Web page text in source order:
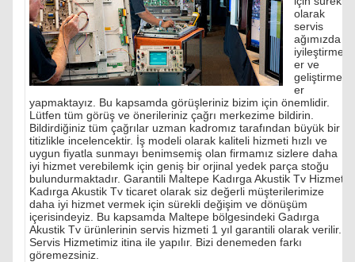
olarak
servis
ağımızda
iyileştirmel
er ve
geliştirmel
er
yapmaktayız. Bu kapsamda görüşleriniz bizim için önemlidir.
Lütfen tüm görüş ve önerileriniz çağrı merkezime bildirin.
Bildirdiğiniz tüm çağrılar uzman kadromız tarafından büyük bir
titizlikle incelencektir. İş modeli olarak kaliteli hizmeti hızlı ve
uygun fiyatla sunmayı benimsemiş olan firmamız sizlere daha
iyi hizmet verebilemk için geniş bir orjinal yedek parça stoğu
bulundurmaktadır. Garantili Maltepe Kadırga Akustik Tv Hizmeti
Kadırga Akustik Tv ticaret olarak siz değerli müşterilerimize
daha iyi hizmet vermek için sürekli değişim ve dönüşüm
içerisindeyiz. Bu kapsamda Maltepe bölgesindeki Gadırga
Akustik Tv ürünlerinin servis hizmeti 1 yıl garantili olarak verilir.
Servis Hizmetimiz itina ile yapılır. Bizi denemeden farkı
göremezsiniz.